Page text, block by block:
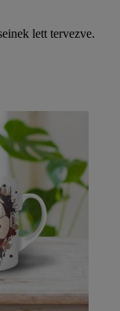
lett tervezve.